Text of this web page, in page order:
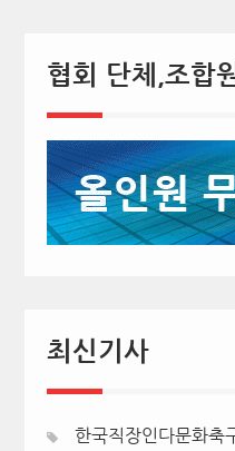
협회 단체,조합
최신기사
한국직장인다문화축